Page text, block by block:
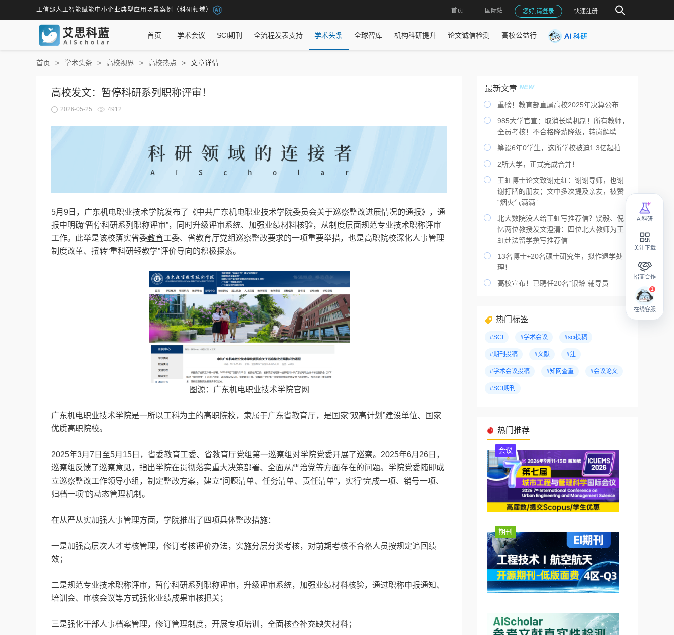
工信部人工智能赋能中小企业典型应用场景案例（科研领域） 首页 国际站 您好,请登录 快速注册
首页 学术会议 SCI期刊 全流程发表支持 学术头条 全球智库 机构科研提升 论文诚信检测 高校公益行
首页 学术头条 高校视界 高校热点 文章详情
高校发文：暂停科研系列职称评审！
2026-05-25 4912
5月9日，广东机电职业技术学院发布了《中共广东机电职业技术学院委员会关于巡察整改进展情况的通报》，通
报中明确“暂停科研系列职称评审”，同时升级评审系统、加强业绩材料核验，从制度层面规范专业技术职称评审
工作。此举是该校落实省委教育工委、省教育厅党组巡察整改要求的一项重要举措，也是高职院校深化人事管理
制度改革、扭转“重科研轻教学”评价导向的积极探索。
图源：广东机电职业技术学院官网
广东机电职业技术学院是一所以工科为主的高职院校，隶属于广东省教育厅，是国家“双高计划”建设单位、国家
优质高职院校。
2025年3月7日至5月15日，省委教育工委、省教育厅党组第一巡察组对学院党委开展了巡察。2025年6月26日，
巡察组反馈了巡察意见，指出学院在贯彻落实重大决策部署、全面从严治党等方面存在的问题。学院党委随即成
立巡察整改工作领导小组，制定整改方案，建立“问题清单、任务清单、责任清单”，实行“完成一项、销号一项、
归档一项”的动态管理机制。
在从严从实加强人事管理方面，学院推出了四项具体整改措施：
一是加强高层次人才考核管理，修订考核评价办法，实施分层分类考核，对前期考核不合格人员按规定追回绩
效；
二是规范专业技术职称评审，暂停科研系列职称评审，升级评审系统，加强业绩材料核验，通过职称申报通知、
培训会、审核会议等方式强化业绩成果审核把关；
三是强化干部人事档案管理，修订管理制度，开展专项培训，全面核查补充缺失材料；
最新文章

重磅！教育部直属高校2025年决算公布

985大学官宣：取消长聘机制！所有教师，
全员考核！不合格降薪降级，转岗解聘

筹设6年0学生，这所学校被迫1.3亿起拍

2所大学，正式完成合并！

王虹博士论文致谢走红：谢谢导师，也谢
谢打牌的朋友；文中多次提及亲友，被赞
“烟火气满满”

北大数院没人给王虹写推荐信？饶毅、倪
忆两位教授发文澄清：四位北大教师为王
虹赴法留学撰写推荐信

13名博士+20名硕士研究生，拟作退学处
理！

高校宣布！已聘任20名“银龄”辅导员
热门标签
#SCI #学术会议 #sci投稿
#期刊投稿 #文献 #注
#学术会议投稿 #知网查重 #会议论文
#SCI期刊
热门推荐
会议
期刊
AI科研
关注下载
招商合作
在线客服